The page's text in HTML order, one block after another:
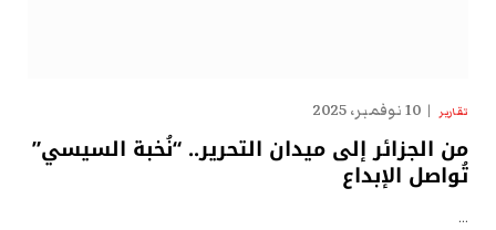
تقارير 10 نوفمبر، 2025
من الجزائر إلى ميدان التحرير.. “نُخبة السيسي”
تُواصل الإبداع
…